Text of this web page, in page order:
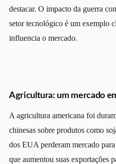
destacar. O impacto da guerra
setor tecnológico é um exemplo
influencia o mercado.
Agricultura: um mercado
A agricultura americana foi
chinesas sobre produtos como
dos EUA perderam mercado
que aumentou suas exportações